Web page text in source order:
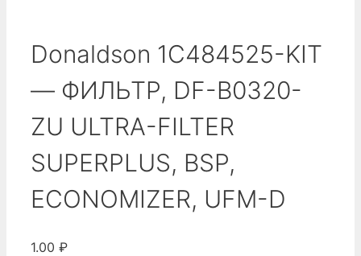
Donaldson 1C484525-KIT
— ФИЛЬТР, DF-B0320-
ZU ULTRA-FILTER
SUPERPLUS, BSP,
ECONOMIZER, UFM-D
1.00 ₽